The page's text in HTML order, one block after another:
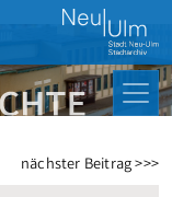
nächster Beitrag >>>